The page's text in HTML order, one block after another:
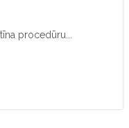
procedūru...